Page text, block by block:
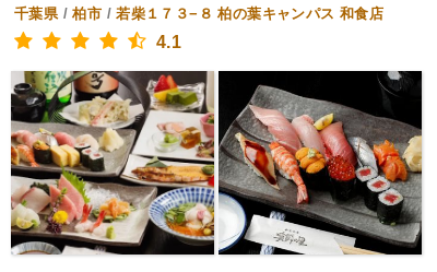
千葉県/柏市 /若柴１７３−８ 柏の葉キャンパス 和食店
4.1